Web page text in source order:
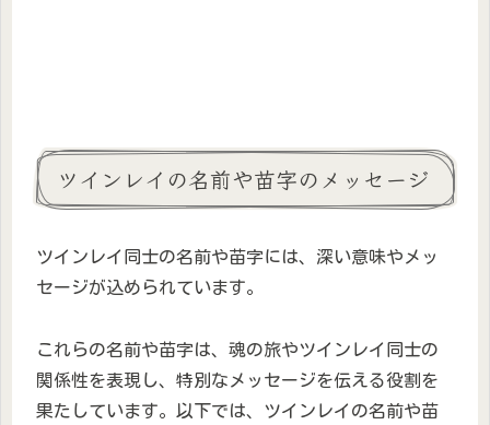
ツインレイの名前や苗字のメッセージ
ツインレイ同士の名前や苗字には、深い意味やメッ
セージが込められています。
これらの名前や苗字は、魂の旅やツインレイ同士の
関係性を表現し、特別なメッセージを伝える役割を
果たしています。以下では、ツインレイの名前や苗